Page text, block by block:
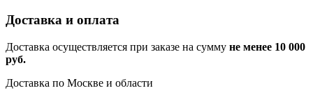
Доставка и оплата
Доставка осуществляется при заказе на сумму не менее 10 000
руб.
Доставка по Москве и области